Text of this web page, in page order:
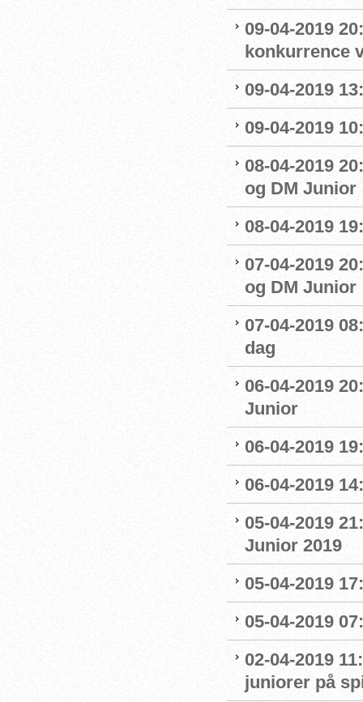
09-04-2019
konkurrence
09-04-2019
09-04-2019
08-04-2019
og DM Junior
08-04-2019
07-04-2019
og DM Junior
07-04-2019
dag
06-04-2019
Junior
06-04-2019
06-04-2019
05-04-2019
Junior 2019
05-04-2019
05-04-2019
02-04-2019
juniorer på